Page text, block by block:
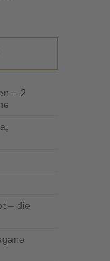
– 2
– die